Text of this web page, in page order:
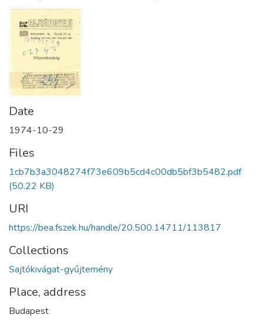
Date
1974-10-29
Files
1cb7b3a3048274f73e609b5cd4c00db5bf3b5482.pdf
(50.22 KB)
URI
https://bea.fszek.hu/handle/20.500.14711/113817
Collections
Sajtókivágat-gyűjtemény
Place, address
Budapest